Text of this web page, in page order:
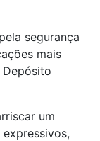
segurança
mais
um